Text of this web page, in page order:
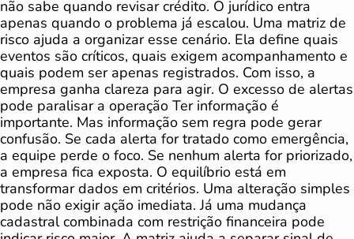
não sabe quando revisar crédito. O jurídico entra
apenas quando o problema já escalou. Uma matriz de
risco ajuda a organizar esse cenário. Ela define quais
eventos são críticos, quais exigem acompanhamento e
quais podem ser apenas registrados. Com isso, a
empresa ganha clareza para agir. O excesso de alertas
pode paralisar a operação Ter informação é
importante. Mas informação sem regra pode gerar
confusão. Se cada alerta for tratado como emergência,
a equipe perde o foco. Se nenhum alerta for priorizado,
a empresa fica exposta. O equilíbrio está em
transformar dados em critérios. Uma alteração simples
pode não exigir ação imediata. Já uma mudança
cadastral combinada com restrição financeira pode